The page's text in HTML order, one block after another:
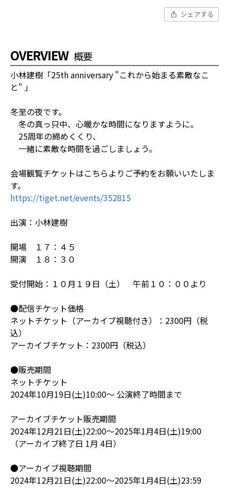
シェアする
OVERVIEW 概要
小林建樹「25th anniversary "これから始まる素敵なこ
と" 」
冬至の夜です。
冬の真っ只中、心暖かな時間になりますように。
25周年の締めくくり、
一緒に素敵な時間を過ごしましょう。
会場観覧チケットはこちらよりご予約をお願いいたしま
す。
https://tiget.net/events/352815
出演：小林建樹
開場 １７：４５
開演 １８：３０
受付開始：１０月１９日（土） 午前１０：００より
●配信チケット価格
ネットチケット（アーカイブ視聴付き）：2300円（税
込）
アーカイブチケット：2300円（税込）
●販売期間
ネットチケット
2024年10月19日(土)10:00～ 公演終了時間まで
アーカイブチケット販売期間
2024年12月21日(土)22:00～2025年1月4日(土)19:00
（アーカイブ終了日 1月 4日）
●アーカイブ視聴期間
2024年12月21日(土)22:00～2025年1月4日(土)23:59